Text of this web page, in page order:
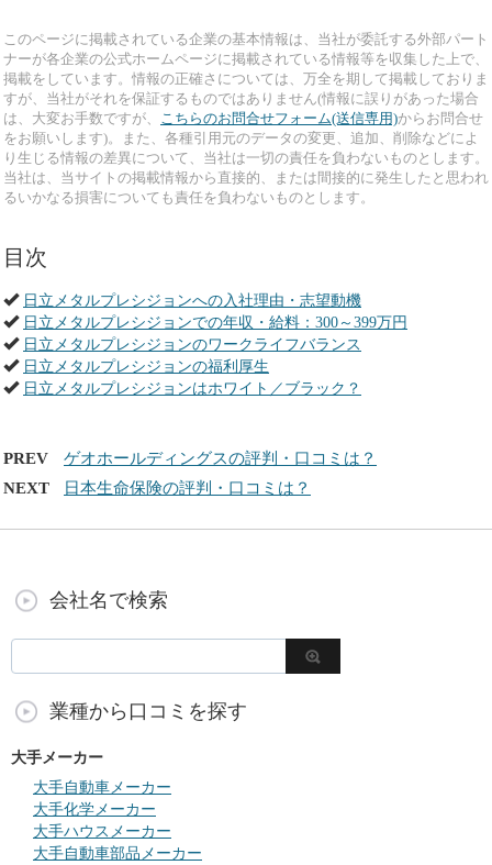
このページに掲載されている企業の基本情報は、当社が委託する外部パート
ナーが各企業の公式ホームページに掲載されている情報等を収集した上で、
掲載をしています。情報の正確さについては、万全を期して掲載しておりま
すが、当社がそれを保証するものではありません(情報に誤りがあった場合
は、大変お手数ですが、
こちらのお問合せフォーム(送信専用)からお問合せ
をお願いします)。また、各種引用元のデータの変更、追加、削除などによ
り生じる情報の差異について、当社は一切の責任を負わないものとします。
当社は、当サイトの掲載情報から直接的、または間接的に発生したと思われ
るいかなる損害についても責任を負わないものとします。
目次
日立メタルプレシジョンへの入社理由・志望動機
日立メタルプレシジョンでの年収・給料：300～399万円
日立メタルプレシジョンのワークライフバランス
日立メタルプレシジョンの福利厚生
日立メタルプレシジョンはホワイト／ブラック？
PREV
ゲオホールディングスの評判・口コミは？
NEXT
日本生命保険の評判・口コミは？
会社名で検索
業種から口コミを探す
大手メーカー
大手自動車メーカー
大手化学メーカー
大手ハウスメーカー
大手自動車部品メーカー